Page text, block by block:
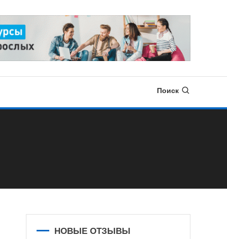
Поиск
НОВЫЕ ОТЗЫВЫ